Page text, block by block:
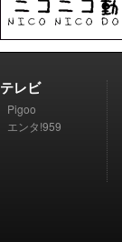
テレビ
Pigoo
エンタ!959